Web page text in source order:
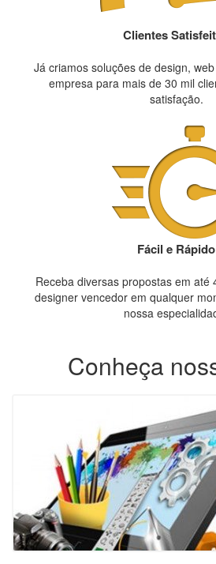
Clientes
Já criamos soluções de design,
empresa para mais de 30 mil
satisfação.
Fácil e Rápido
Receba diversas propostas em até
designer vencedor em qualquer
nossa
Conheça